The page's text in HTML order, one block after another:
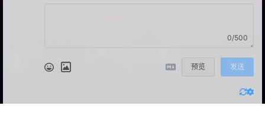
0/500
预览 发送